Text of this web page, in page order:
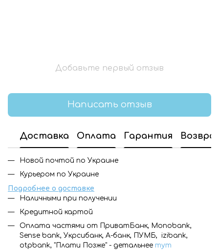
Добавьте первый отзыв
Написать отзыв
Доставка Оплата Гарантия
Новой почтой по Украине
Курьером по Украине
Подробнее о доставке
Наличными при получении
Кредитной картой
Оплата частями от ПриватБанк, Monobank,
Sense bank, Укрсибанк, А-банк, ПУМБ, izibank,
otpbank, "Плати Позже" - детальнее тут